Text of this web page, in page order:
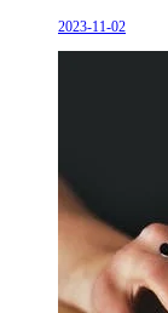
2023-11-02